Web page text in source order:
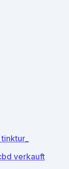
verkauft